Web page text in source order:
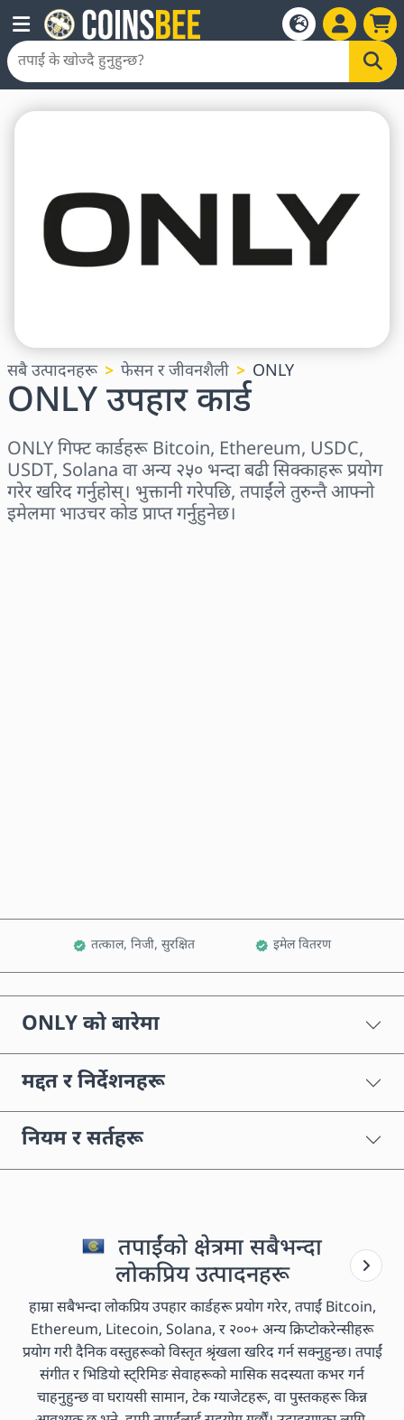
सबै उत्पादनहरू फेसन र जीवनशैली ONLY
ONLY उपहार कार्ड
ONLY गिफ्ट कार्डहरू Bitcoin, Ethereum, USDC,
USDT, Solana वा अन्य २५० भन्दा बढी सिक्काहरू प्रयोग
गरेर खरिद गर्नुहोस्। भुक्तानी गरेपछि, तपाईंले तुरुन्तै आफ्नो
इमेलमा भाउचर कोड प्राप्त गर्नुहुनेछ।
तत्काल, निजी, सुरक्षित इमेल वितरण
ONLY को बारेमा
मद्दत र निर्देशनहरू
नियम र सर्तहरू
तपाईंको क्षेत्रमा सबैभन्दा
लोकप्रिय उत्पादनहरू
हाम्रा सबैभन्दा लोकप्रिय उपहार कार्डहरू प्रयोग गरेर, तपाईं Bitcoin,
Ethereum, Litecoin, Solana, र २००+ अन्य क्रिप्टोकरेन्सीहरू
प्रयोग गरी दैनिक वस्तुहरूको विस्तृत श्रृंखला खरिद गर्न सक्नुहुन्छ। तपाईं
संगीत र भिडियो स्ट्रिमिङ सेवाहरूको मासिक सदस्यता कभर गर्न
चाहनुहुन्छ वा घरायसी सामान, टेक ग्याजेटहरू, वा पुस्तकहरू किन्न